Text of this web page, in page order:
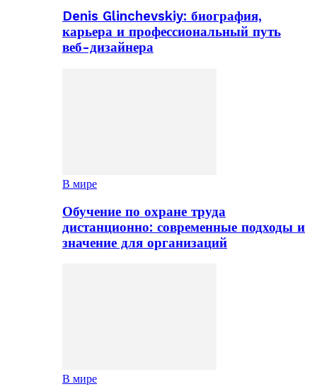
Denis Glinchevskiy: биография,
карьера и профессиональный путь
веб-дизайнера
В мире
Обучение по охране труда
дистанционно: современные подходы и
значение для организаций
В мире